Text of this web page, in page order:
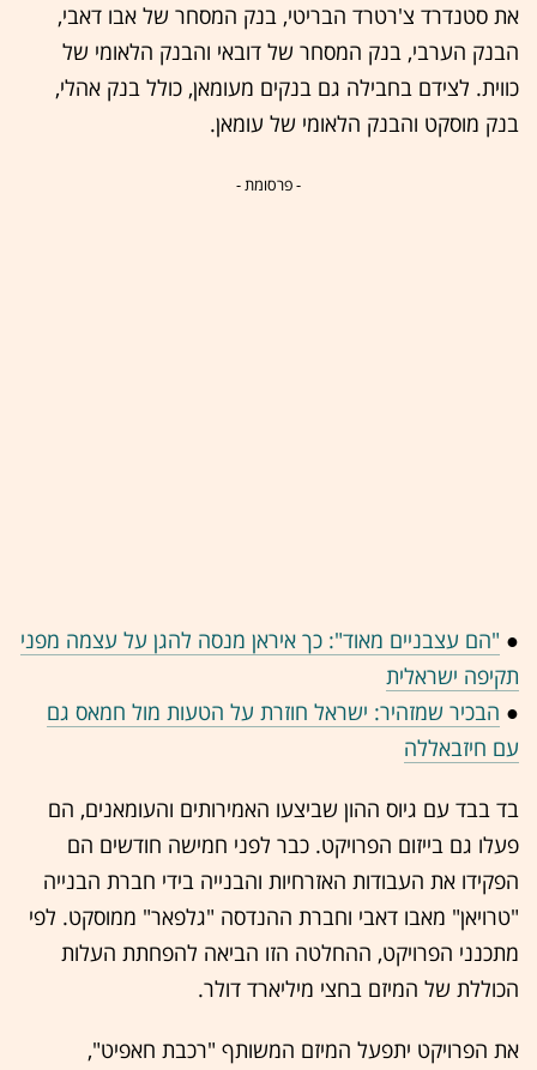
את סטנדרד צ'רטרד הבריטי, בנק המסחר של אבו דאבי,
הבנק הערבי, בנק המסחר של דובאי והבנק הלאומי של
כווית. לצידם בחבילה גם בנקים מעומאן, כולל בנק אהלי,
בנק מוסקט והבנק הלאומי של עומאן.
- פרסומת -
● "הם עצבניים מאוד": כך איראן מנסה להגן על עצמה מפני
תקיפה ישראלית
● הבכיר שמזהיר: ישראל חוזרת על הטעות מול חמאס גם
עם חיזבאללה
בד בבד עם גיוס ההון שביצעו האמירותים והעומאנים, הם
פעלו גם בייזום הפרויקט. כבר לפני חמישה חודשים הם
הפקידו את העבודות האזרחיות והבנייה בידי חברת הבנייה
"טרויאן" מאבו דאבי וחברת ההנדסה "גלפאר" ממוסקט. לפי
מתכנני הפרויקט, ההחלטה הזו הביאה להפחתת העלות
הכוללת של המיזם בחצי מיליארד דולר.
את הפרויקט יתפעל המיזם המשותף "רכבת חאפיט",